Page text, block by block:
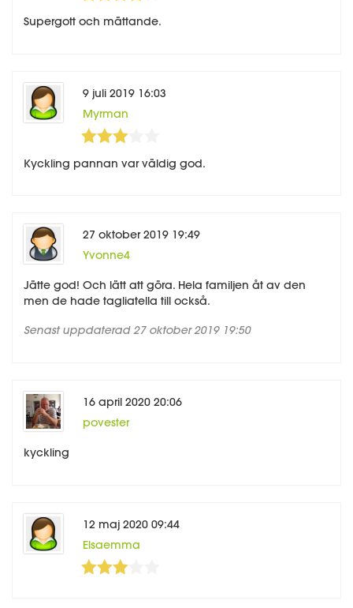
Supergott och mättande.
9 juli 2019 16:03
Myrman
Kyckling pannan var väldig god.
27 oktober 2019 19:49
Yvonne4
Jätte god! Och lätt att göra. Hela familjen åt av den
men de hade tagliatella till också.
Senast uppdaterad 27 oktober 2019 19:50
16 april 2020 20:06
povester
kyckling
12 maj 2020 09:44
Elsaemma